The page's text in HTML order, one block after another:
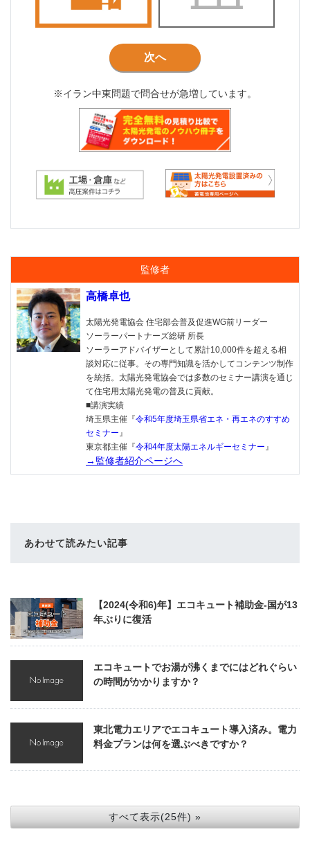
次へ
※イラン中東問題で問合せが急増しています。
監修者
高橋卓也
太陽光発電協会 住宅部会普及促進WG前リーダー
ソーラーパートナーズ総研 所長
ソーラーアドバイザーとして累計10,000件を超える相
談対応に従事。その専門知識を活かしてコンテンツ制作
を統括。太陽光発電協会では多数のセミナー講演を通じ
て住宅用太陽光発電の普及に貢献。
■講演実績
埼玉県主催『令和5年度埼玉県省エネ・再エネのすすめ
セミナー』
東京都主催『令和4年度太陽エネルギーセミナー』
→監修者紹介ページへ
あわせて読みたい記事
【2024(令和6)年】エコキュート補助金-国が13
年ぶりに復活
エコキュートでお湯が沸くまでにはどれぐらい
の時間がかかりますか？
東北電力エリアでエコキュート導入済み。電力
料金プランは何を選ぶべきですか？
すべて表示(25件) »